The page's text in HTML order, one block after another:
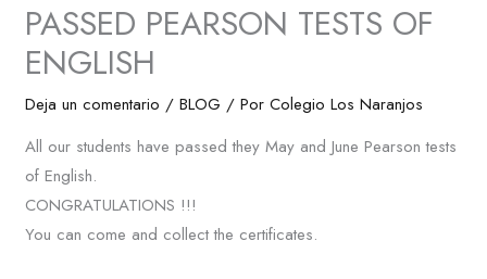
PASSED PEARSON TESTS OF
ENGLISH
Deja un comentario /BLOG / PorColegio Los Naranjos
All our students have passed they May and June Pearson tests
of English.
CONGRATULATIONS !!!
You can come and collect the certificates.